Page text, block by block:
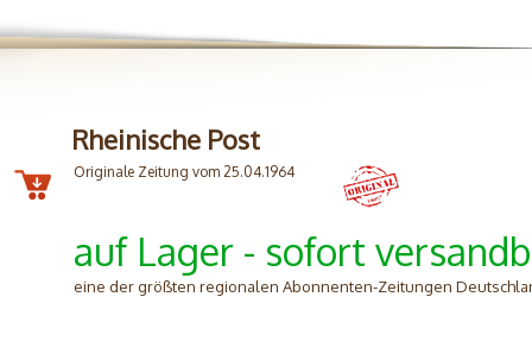
Rheinische Post
Originale Zeitung vom 25.04.1964
auf Lager - sofort
eine der größten regionalen Abonnenten-Zeitungen